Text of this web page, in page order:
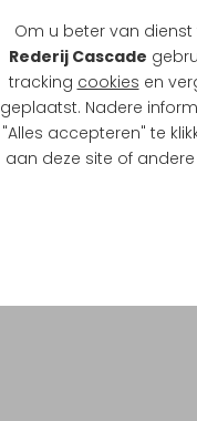
Om u beter van
Rederij Cascade
tracking cookies en
geplaatst. Nadere
"Alles accepteren" te
aan deze site of